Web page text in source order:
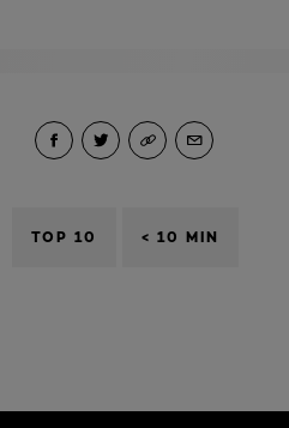
TOP 10 < 10 MIN